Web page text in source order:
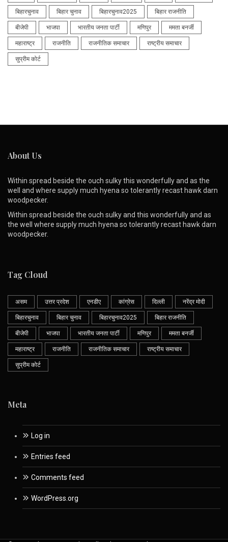
बिहारचुनाव बिहार चुनाव बिहारचुनाव2025 बिहार राजनीति
बीजेपी भाजपा भारतीय जनता पार्टी मणिपुर ममता बनर्जी
महाराष्ट्र राजनीति राजनीतिक समाचार राष्ट्रीय समाचार
सुप्रीम कोर्ट
About Us
Within spread beside the ouch sulky this wonderfully and as the
well and where supply much hyena so tolerantly recast hawk darn
woodpecker.
Within spread beside the ouch sulky and this wonderfully and as
the well where supply much hyena so tolerantly recast hawk darn
woodpecker.
Tag Cloud
असम उत्तर प्रदेश एनडीए कांग्रेस दिल्ली नरेंद्र मोदी
बिहारचुनाव बिहार चुनाव बिहारचुनाव2025 बिहार राजनीति
बीजेपी भाजपा भारतीय जनता पार्टी मणिपुर ममता बनर्जी
महाराष्ट्र राजनीति राजनीतिक समाचार राष्ट्रीय समाचार
सुप्रीम कोर्ट
Meta
Log in
Entries feed
Comments feed
WordPress.org